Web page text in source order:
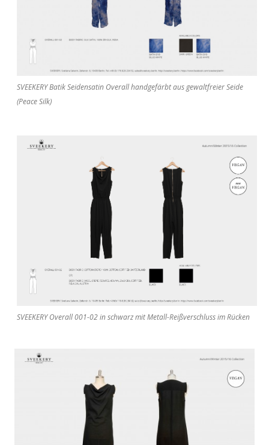
SVEEKERY Batik Seidensatin Overall handgefärbt aus gewaltfreier Seide
(Peace Silk)
SVEEKERY Overall 001-02 in schwarz mit Metall-Reißverschluss im Rücken